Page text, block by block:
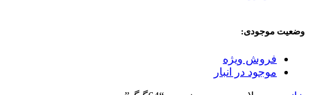
وضعیت موجودی:
فروش ویژه
موجود در انبار